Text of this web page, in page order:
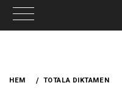
HEM TOTALA DIKTAMEN